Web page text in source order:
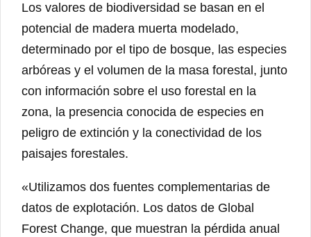
Los valores de biodiversidad se basan en el
potencial de madera muerta modelado,
determinado por el tipo de bosque, las especies
arbóreas y el volumen de la masa forestal, junto
con información sobre el uso forestal en la
zona, la presencia conocida de especies en
peligro de extinción y la conectividad de los
paisajes forestales.
«Utilizamos dos fuentes complementarias de
datos de explotación. Los datos de Global
Forest Change, que muestran la pérdida anual